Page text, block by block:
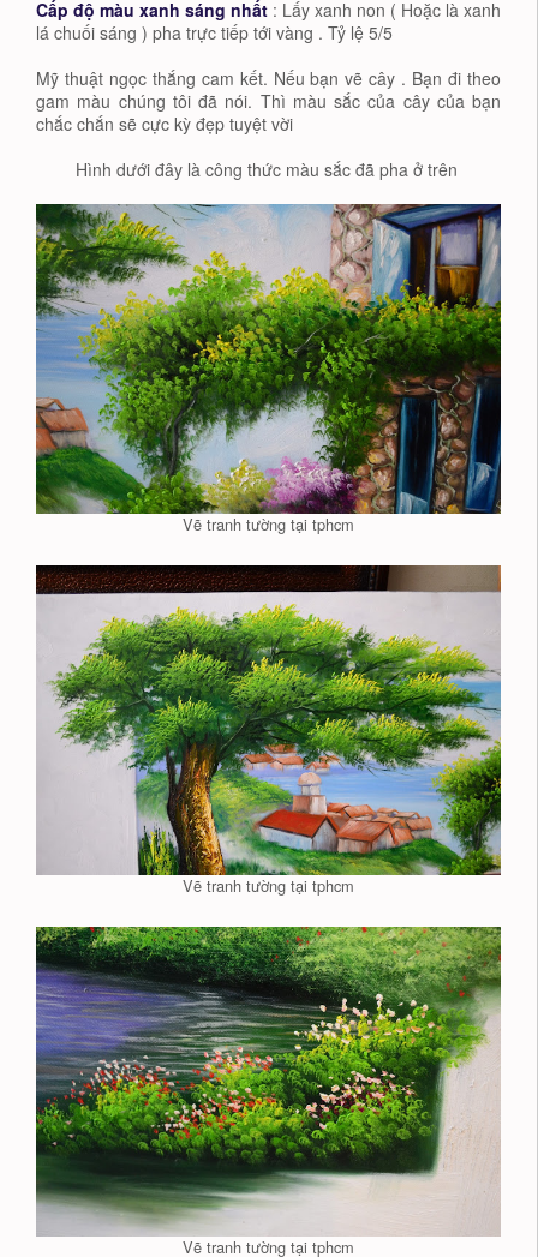
Cấp độ màu xanh sáng nhất : Lấy xanh non ( Hoặc là xanh
lá chuối sáng ) pha trực tiếp tới vàng . Tỷ lệ 5/5
Mỹ thuật ngọc thắng cam kết. Nếu bạn vẽ cây . Bạn đi theo
gam màu chúng tôi đã nói. Thì màu sắc của cây của bạn
chắc chắn sẽ cực kỳ đẹp tuyệt vời
Hình dưới đây là công thức màu sắc đã pha ở trên
Vẽ tranh tường tại tphcm
Vẽ tranh tường tại tphcm
Vẽ tranh tường tại tphcm